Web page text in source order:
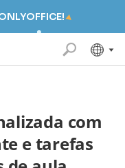
com
e tarefas